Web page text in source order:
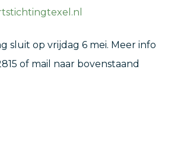
sluit op vrijdag 6 mei. Meer info
of mail naar bovenstaand